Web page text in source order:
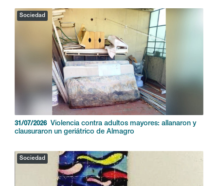
Sociedad
31/07/2026
Violencia contra adultos mayores: allanaron y
clausuraron un geriátrico de Almagro
Sociedad